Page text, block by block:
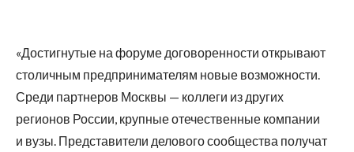
«Достигнутые на форуме договоренности открывают
столичным предпринимателям новые возможности.
Среди партнеров Москвы — коллеги из других
регионов России, крупные отечественные компании
и вузы. Представители делового сообщества получат